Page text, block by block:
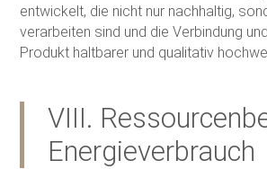
entwickelt, die nicht nur nachhaltig,
verarbeiten sind und die Verbindung
Produkt haltbarer und qualitativ
VIII.
Energieverbrauch